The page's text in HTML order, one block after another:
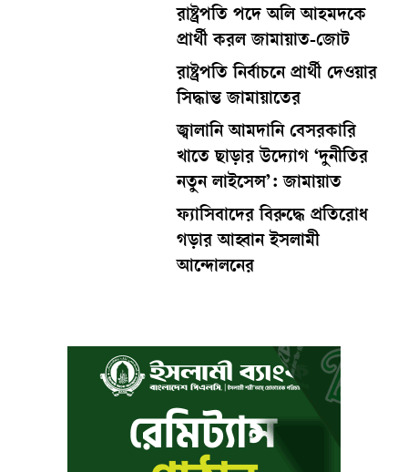
রাষ্ট্রপতি পদে অলি আহমদকে
প্রার্থী করল জামায়াত-জোট
রাষ্ট্রপতি নির্বাচনে প্রার্থী দেওয়ার
সিদ্ধান্ত জামায়াতের
জ্বালানি আমদানি বেসরকারি
খাতে ছাড়ার উদ্যোগ ‘দুনীতির
নতুন লাইসেন্স’: জামায়াত
ফ্যাসিবাদের বিরুদ্ধে প্রতিরোধ
গড়ার আহ্বান ইসলামী
আন্দোলনের